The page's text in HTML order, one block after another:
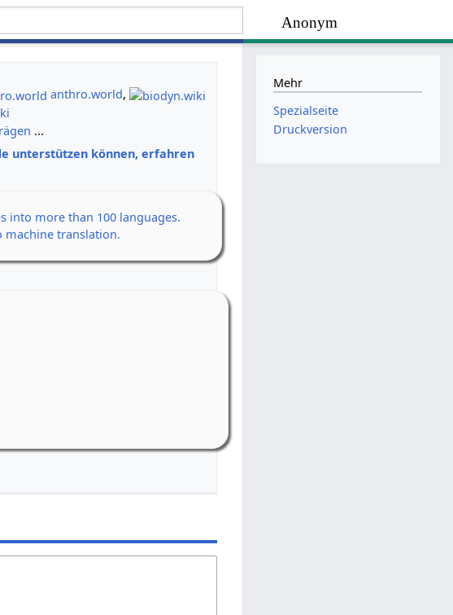
Anonym
anthro.world,
...
unterstützen können, erfahren
into more than 100 languages.
machine translation.
Mehr
Spezialseite
Druckversion